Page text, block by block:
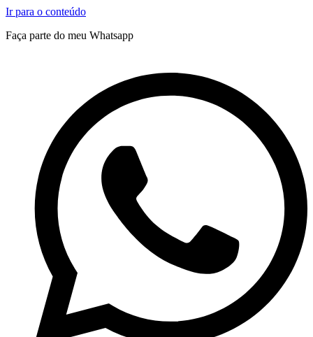
Ir para o conteúdo
Faça parte do meu Whatsapp